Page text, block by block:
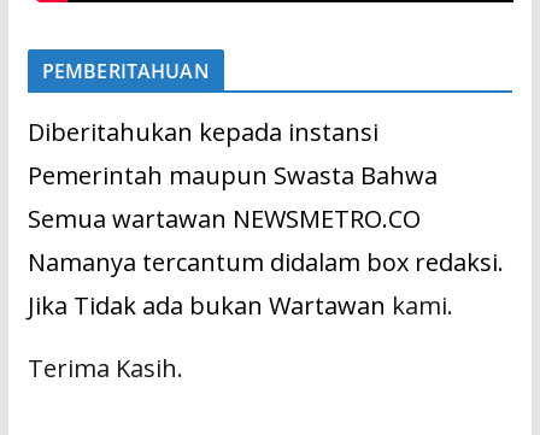
PEMBERITAHUAN
Diberitahukan kepada instansi
Pemerintah maupun Swasta Bahwa
Semua wartawan NEWSMETRO.CO
Namanya tercantum didalam box redaksi.
Jika Tidak ada bukan Wartawan kami.
Terima Kasih.